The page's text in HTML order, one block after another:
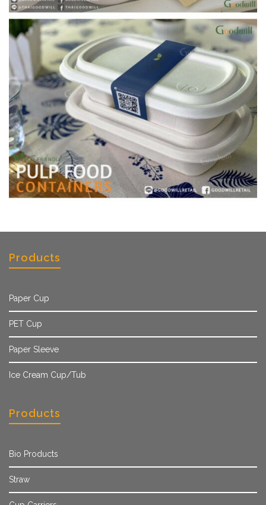
Products
Paper Cup
PET Cup
Paper Sleeve
Ice Cream Cup/Tub
Products
Bio Products
Straw